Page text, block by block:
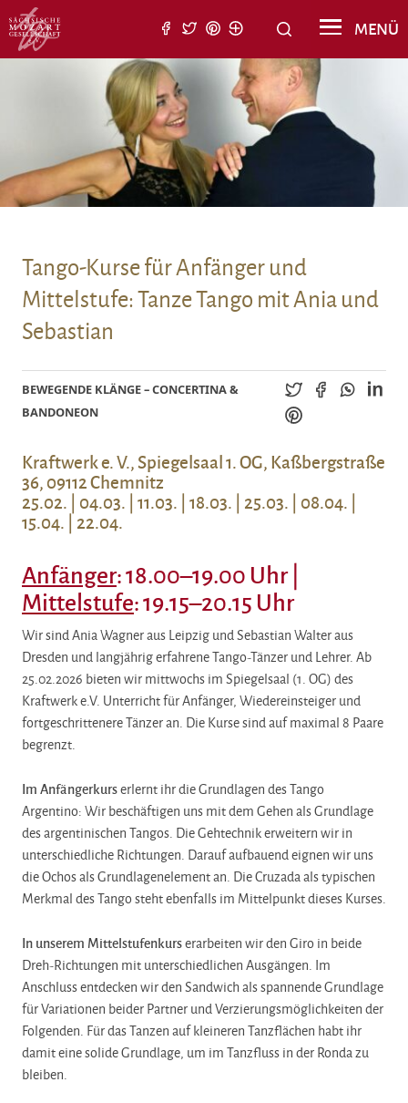
Suchen
MENÜ
Tango-Kurse für Anfänger und
Mittelstufe: Tanze Tango mit Ania und
Sebastian
BEWEGENDE KLÄNGE – CONCERTINA &
BANDONEON
Kraftwerk e. V., Spiegelsaal 1. OG, Kaßbergstraße
36, 09112 Chemnitz
25.02. | 04.03. | 11.03. | 18.03. | 25.03. | 08.04. |
15.04. | 22.04.
Anfänger: 18.00–19.00 Uhr |
Mittelstufe: 19.15–20.15 Uhr
Wir sind Ania Wagner aus Leipzig und Sebastian Walter aus
Dresden und langjährig erfahrene Tango-Tänzer und Lehrer. Ab
25.02.2026 bieten wir mittwochs im Spiegelsaal (1. OG) des
Kraftwerk e.V. Unterricht für Anfänger, Wiedereinsteiger und
fortgeschrittenere Tänzer an. Die Kurse sind auf maximal 8 Paare
begrenzt.
Im Anfängerkurserlernt ihr die Grundlagen des Tango
Argentino: Wir beschäftigen uns mit dem Gehen als Grundlage
des argentinischen Tangos. Die Gehtechnik erweitern wir in
unterschiedliche Richtungen. Darauf aufbauend eignen wir uns
die Ochos als Grundlagenelement an. Die Cruzada als typischen
Merkmal des Tango steht ebenfalls im Mittelpunkt dieses Kurses.
In unserem Mittelstufenkurserarbeiten wir den Giro in beide
Dreh-Richtungen mit unterschiedlichen Ausgängen. Im
Anschluss entdecken wir den Sandwich als spannende Grundlage
für Variationen beider Partner und Verzierungsmöglichkeiten der
Folgenden. Für das Tanzen auf kleineren Tanzflächen habt ihr
damit eine solide Grundlage, um im Tanzfluss in der Ronda zu
bleiben.